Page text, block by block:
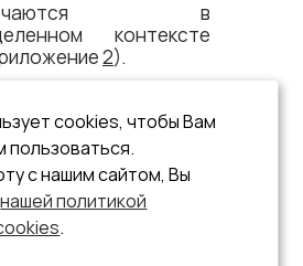
в
контексте
2).
ключевые слова
только в том
где они могут
в других
они считаются
cookies, чтобы Вам
пользоваться.
с нашим сайтом, Вы
нашей политикой
.